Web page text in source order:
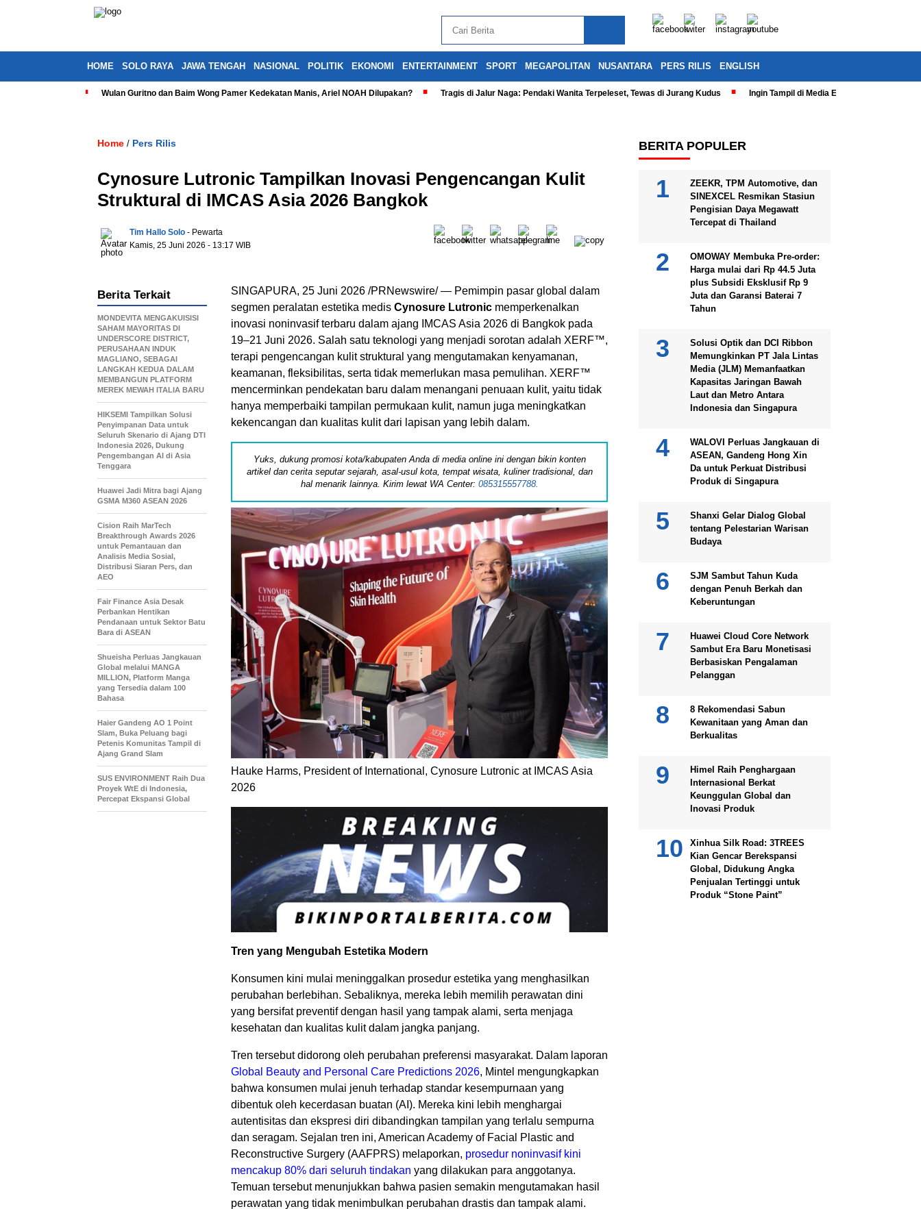
HOME SOLO RAYA JAWA TENGAH NASIONAL POLITIK EKONOMI ENTERTAINMENT SPORT MEGAPOLITAN NUSANTARA PERS RILIS ENGLISH
Wulan Guritno dan Baim Wong Pamer Kedekatan Manis, Ariel NOAH Dilupakan? Tragis di Jalur Naga: Pendaki Wanita Terpeleset, Tewas di Jurang Kudus Ingin Tampil di Media Ekonomi dan Bisnis
Home / Pers Rilis
Cynosure Lutronic Tampilkan Inovasi Pengencangan Kulit
Struktural di IMCAS Asia 2026 Bangkok
Tim Hallo Solo - Pewarta
Kamis, 25 Juni 2026 - 13:17 WIB
SINGAPURA, 25 Juni 2026 /PRNewswire/ — Pemimpin pasar global dalam
segmen peralatan estetika medis Cynosure Lutronic memperkenalkan
inovasi noninvasif terbaru dalam ajang IMCAS Asia 2026 di Bangkok pada
19–21 Juni 2026. Salah satu teknologi yang menjadi sorotan adalah XERF™,
terapi pengencangan kulit struktural yang mengutamakan kenyamanan,
keamanan, fleksibilitas, serta tidak memerlukan masa pemulihan. XERF™
mencerminkan pendekatan baru dalam menangani penuaan kulit, yaitu tidak
hanya memperbaiki tampilan permukaan kulit, namun juga meningkatkan
kekencangan dan kualitas kulit dari lapisan yang lebih dalam.
Yuks, dukung promosi kota/kabupaten Anda di media online ini dengan bikin konten
artikel dan cerita seputar sejarah, asal-usul kota, tempat wisata, kuliner tradisional, dan
hal menarik lainnya. Kirim lewat WA Center: 085315557788.
Hauke Harms, President of International, Cynosure Lutronic at IMCAS Asia
2026
Tren yang Mengubah Estetika Modern
Konsumen kini mulai meninggalkan prosedur estetika yang menghasilkan
perubahan berlebihan. Sebaliknya, mereka lebih memilih perawatan dini
yang bersifat preventif dengan hasil yang tampak alami, serta menjaga
kesehatan dan kualitas kulit dalam jangka panjang.
Tren tersebut didorong oleh perubahan preferensi masyarakat. Dalam laporan
Global Beauty and Personal Care Predictions 2026, Mintel mengungkapkan
bahwa konsumen mulai jenuh terhadap standar kesempurnaan yang
dibentuk oleh kecerdasan buatan (AI). Mereka kini lebih menghargai
autentisitas dan ekspresi diri dibandingkan tampilan yang terlalu sempurna
dan seragam. Sejalan tren ini, American Academy of Facial Plastic and
Reconstructive Surgery (AAFPRS) melaporkan, prosedur noninvasif kini
mencakup 80% dari seluruh tindakan yang dilakukan para anggotanya.
Temuan tersebut menunjukkan bahwa pasien semakin mengutamakan hasil
perawatan yang tidak menimbulkan perubahan drastis dan tampak alami.
Berita Terkait
MONDEVITA MENGAKUISISI
SAHAM MAYORITAS DI
UNDERSCORE DISTRICT,
PERUSAHAAN INDUK
MAGLIANO, SEBAGAI
LANGKAH KEDUA DALAM
MEMBANGUN PLATFORM
MEREK MEWAH ITALIA BARU
HIKSEMI Tampilkan Solusi
Penyimpanan Data untuk
Seluruh Skenario di Ajang DTI
Indonesia 2026, Dukung
Pengembangan AI di Asia
Tenggara
Huawei Jadi Mitra bagi Ajang
GSMA M360 ASEAN 2026
Cision Raih MarTech
Breakthrough Awards 2026
untuk Pemantauan dan
Analisis Media Sosial,
Distribusi Siaran Pers, dan
AEO
Fair Finance Asia Desak
Perbankan Hentikan
Pendanaan untuk Sektor Batu
Bara di ASEAN
Shueisha Perluas Jangkauan
Global melalui MANGA
MILLION, Platform Manga
yang Tersedia dalam 100
Bahasa
Haier Gandeng AO 1 Point
Slam, Buka Peluang bagi
Petenis Komunitas Tampil di
Ajang Grand Slam
SUS ENVIRONMENT Raih Dua
Proyek WtE di Indonesia,
Percepat Ekspansi Global
BERITA POPULER
ZEEKR, TPM Automotive, dan
SINEXCEL Resmikan Stasiun
Pengisian Daya Megawatt
Tercepat di Thailand
OMOWAY Membuka Pre-order:
Harga mulai dari Rp 44.5 Juta
plus Subsidi Eksklusif Rp 9
Juta dan Garansi Baterai 7
Tahun
Solusi Optik dan DCI Ribbon
Memungkinkan PT Jala Lintas
Media (JLM) Memanfaatkan
Kapasitas Jaringan Bawah
Laut dan Metro Antara
Indonesia dan Singapura
WALOVI Perluas Jangkauan di
ASEAN, Gandeng Hong Xin
Da untuk Perkuat Distribusi
Produk di Singapura
Shanxi Gelar Dialog Global
tentang Pelestarian Warisan
Budaya
SJM Sambut Tahun Kuda
dengan Penuh Berkah dan
Keberuntungan
Huawei Cloud Core Network
Sambut Era Baru Monetisasi
Berbasiskan Pengalaman
Pelanggan
8 Rekomendasi Sabun
Kewanitaan yang Aman dan
Berkualitas
Himel Raih Penghargaan
Internasional Berkat
Keunggulan Global dan
Inovasi Produk
Xinhua Silk Road: 3TREES
Kian Gencar Berekspansi
Global, Didukung Angka
Penjualan Tertinggi untuk
Produk “Stone Paint”